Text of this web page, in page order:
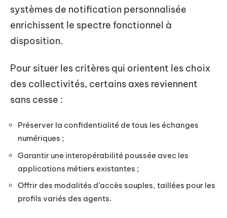
systèmes de notification personnalisée
enrichissent le spectre fonctionnel à
disposition.
Pour situer les critères qui orientent les choix
des collectivités, certains axes reviennent
sans cesse :
Préserver la confidentialité de tous les échanges
numériques ;
Garantir une interopérabilité poussée avec les
applications métiers existantes ;
Offrir des modalités d’accès souples, taillées pour les
profils variés des agents.